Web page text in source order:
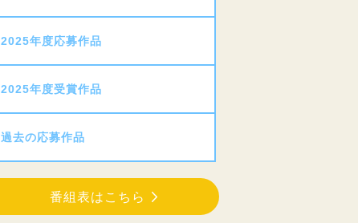
2025年度応募作品
2025年度受賞作品
過去の応募作品
番組表はこちら